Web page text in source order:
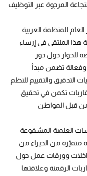
المرجوة عبر التوظيف
العام للمنظمة العربية
هذا الملتقى في إرساء
للحوار حول دور
وفعالة تضمن مبدأ
التدقيق والتقييم للنظم
تكمن في تحقيق
من قبل المواطن
العلمية المشفوعة
متميّزة من الخبراء من
وورقات عمل حول
الرقمنة وعلاقتها